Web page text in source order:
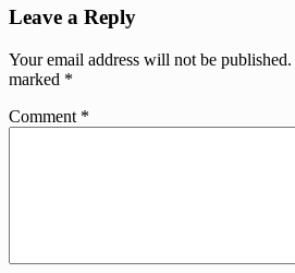
Leave a Reply
Your email address will not be published.
marked *
Comment *